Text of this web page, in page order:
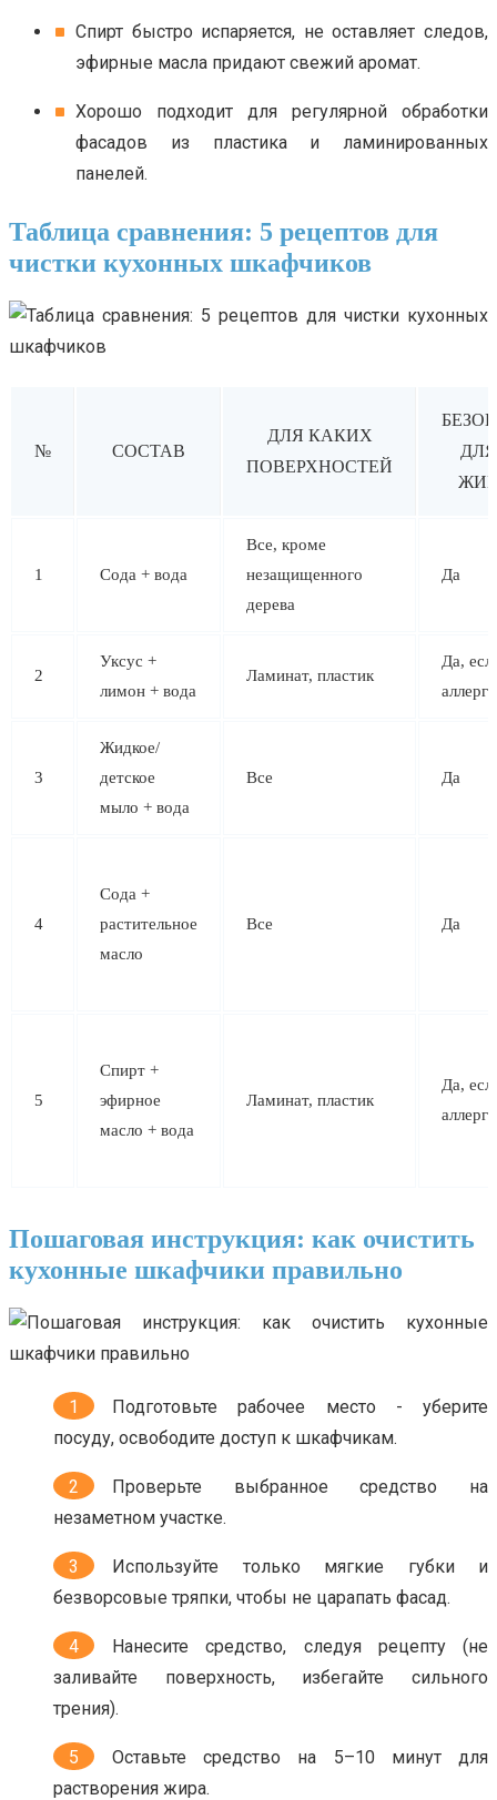
Спирт быстро испаряется, не оставляет следов,
эфирные масла придают свежий аромат.
Хорошо подходит для регулярной обработки
фасадов из пластика и ламинированных
панелей.
Таблица сравнения: 5 рецептов для
чистки кухонных шкафчиков
№ СОСТАВ
ДЛЯ КАКИХ
ПОВЕРХНОСТЕЙ
1 Сода + вода
Все, кроме
незащищенного
дерева
Да
2
Уксус +
лимон + вода
Ламинат, пластик
Да,
3
Жидкое/
детское
мыло + вода
Все Да
4
Сода +
растительное
масло
Все Да
5
Спирт +
эфирное
масло + вода
Ламинат, пластик
Да,
Пошаговая инструкция: как очистить
кухонные шкафчики правильно
Подготовьте рабочее место - уберите
посуду, освободите доступ к шкафчикам.
Проверьте выбранное средство на
незаметном участке.
Используйте только мягкие губки и
безворсовые тряпки, чтобы не царапать фасад.
Нанесите средство, следуя рецепту (не
заливайте поверхность, избегайте сильного
трения).
Оставьте средство на 5–10 минут для
растворения жира.